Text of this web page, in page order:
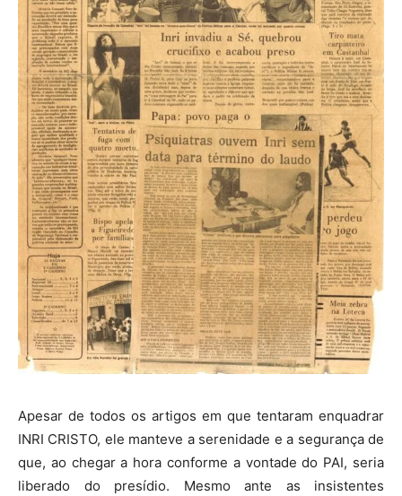
Apesar de todos os artigos em que tentaram enquadrar
INRI CRISTO, ele manteve a serenidade e a segurança de
que, ao chegar a hora conforme a vontade do PAI, seria
liberado do presídio. Mesmo ante as insistentes